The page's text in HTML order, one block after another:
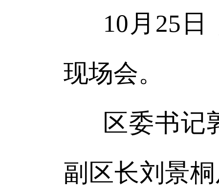
10月25
现场会。
区委书记
副区长刘景